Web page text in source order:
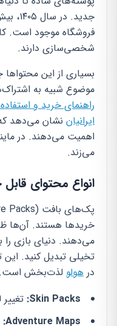
جدید.
فروشگاه موجود است.
شخصی‌سازی دارند.
بسیاری از این
موضوع شبیه به
راهنمای خرید و
ایرانیان نشان می‌دهد که
اهمیت می‌دهند. در
می‌زند.
انواع محتوای
خریدها هستند. آن‌ها
می‌دهند. دنیای بازی
تخیلی تبدیل کنید. این
در هولو لذت‌بخش است.
Skin Packs:
Adventure Maps: